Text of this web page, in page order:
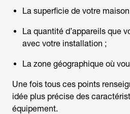
La superficie de votre
La quantité d’appareils que
avec votre installation ;
La zone géographique où
Une fois tous ces points
idée plus précise des
équipement.